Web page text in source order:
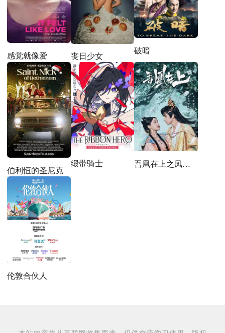
感觉就像爱 丧日少女
破暗
伯利恒的圣尼克
缎带骑士 吾凰在上之凤御四方
伦敦合伙人